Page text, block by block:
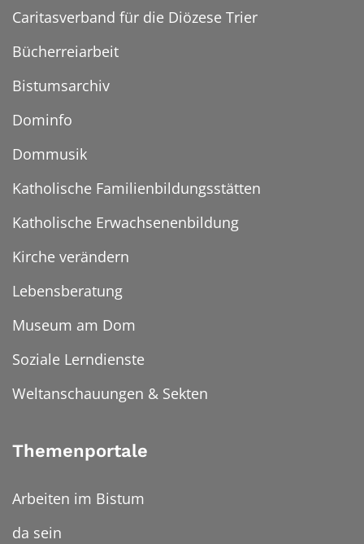
Caritasverband für die Diözese Trier
Bücherreiarbeit
Bistumsarchiv
Dominfo
Dommusik
Katholische Familienbildungsstätten
Katholische Erwachsenenbildung
Kirche verändern
Lebensberatung
Museum am Dom
Soziale Lerndienste
Weltanschauungen & Sekten
Themenportale
Arbeiten im Bistum
da sein